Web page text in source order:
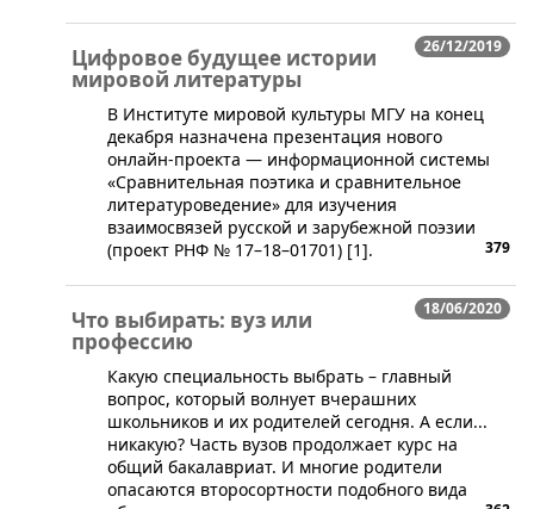
26/12/2019
Цифровое будущее истории
мировой литературы
​В Институте мировой культуры МГУ на конец
декабря назначена презентация нового
онлайн-проекта — информационной системы
«Сравнительная поэтика и сравнительное
литературоведение» для изучения
взаимосвязей русской и зарубежной поэзии
(проект РНФ № 17–18–01701) [1].
379
18/06/2020
Что выбирать: вуз или
профессию
Какую специальность выбрать – главный
вопрос, который волнует вчерашних
школьников и их родителей сегодня. А если...
никакую? Часть вузов продолжает курс на
общий бакалавриат. И многие родители
опасаются второсортности подобного вида